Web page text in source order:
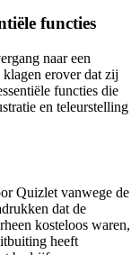
functies
naar een
erover dat zij
functies die
en teleurstelling
Quizlet vanwege de
dat de
kosteloos waren,
heeft